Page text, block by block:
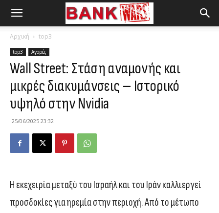
Αρχική top3
top3 Αγορές
Wall Street: Στάση αναμονής και
μικρές διακυμάνσεις – Ιστορικό
υψηλό στην Nvidia
25/06/2025 23:32
Η εκεχειρία μεταξύ του Ισραήλ και του Ιράν καλλιεργεί
προσδοκίες για ηρεμία στην περιοχή. Από το μέτωπο